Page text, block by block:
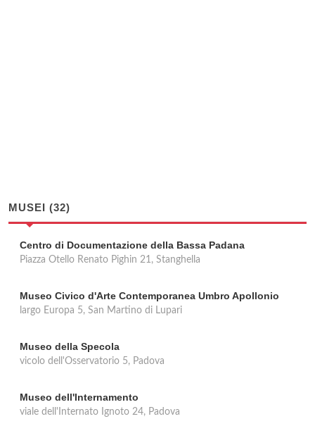
MUSEI (32)
Centro di Documentazione della Bassa Padana
Piazza Otello Renato Pighin 21, Stanghella
Museo Civico d'Arte Contemporanea Umbro Apollonio
largo Europa 5, San Martino di Lupari
Museo della Specola
vicolo dell'Osservatorio 5, Padova
Museo dell'Internamento
viale dell'Internato Ignoto 24, Padova